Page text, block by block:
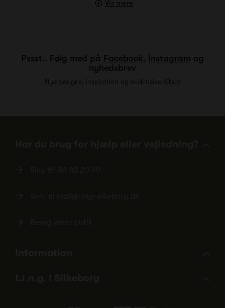
Vis mere
Pssst.. Følg med på Facebook, Instagram og
nyhedsbrev
Nye designs, inspiration og eksklusive tilbud